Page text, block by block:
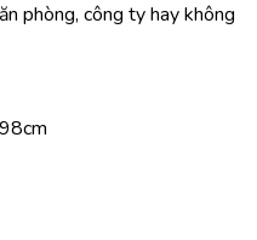
phòng, công ty hay không